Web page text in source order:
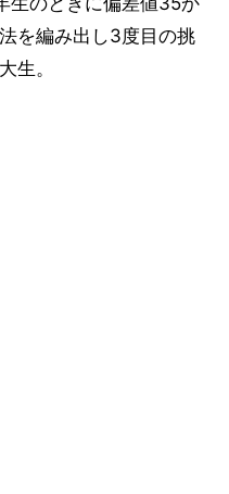
を編み出し3度目の挑
生。